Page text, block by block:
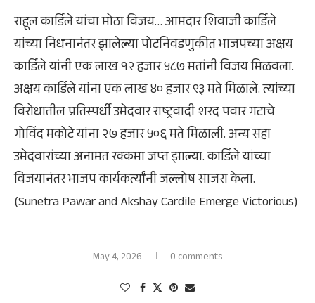
राहूल कार्डिले यांचा मोठा विजय… आमदार शिवाजी कार्डिले
यांच्या निधनानंतर झालेल्या पोटनिवडणुकीत भाजपच्या अक्षय
कार्डिले यांनी एक लाख १२ हजार ५८७ मतांनी विजय मिळवला.
अक्षय कार्डिले यांना एक लाख ४० हजार ९३ मते मिळाले. त्यांच्या
विरोधातील प्रतिस्पर्धी उमेदवार राष्ट्रवादी शरद पवार गटाचे
गोविंद मकोटे यांना २७ हजार ५०६ मते मिळाली. अन्य सहा
उमेदवारांच्या अनामत रक्कमा जप्त झाल्या. कार्डिले यांच्या
विजयानंतर भाजप कार्यकर्त्यांनी जल्लोष साजरा केला.
(Sunetra Pawar and Akshay Cardile Emerge Victorious)
May 4, 2026 0 comments